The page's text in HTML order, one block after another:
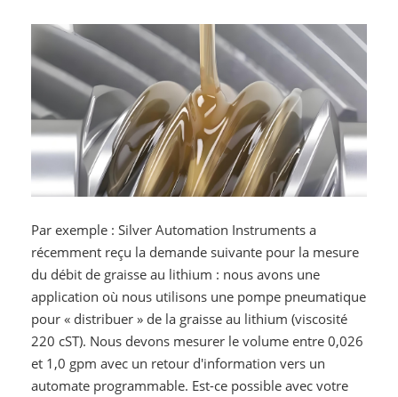
Par exemple : Silver Automation Instruments a
récemment reçu la demande suivante pour la mesure
du débit de graisse au lithium : nous avons une
application où nous utilisons une pompe pneumatique
pour « distribuer » de la graisse au lithium (viscosité
220 cST). Nous devons mesurer le volume entre 0,026
et 1,0 gpm avec un retour d'information vers un
automate programmable. Est-ce possible avec votre